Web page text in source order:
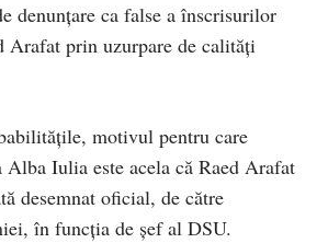
denunțare ca false a înscrisurilor
Arafat prin uzurpare de calități
motivul pentru care
Iulia este acela că Raed Arafat
desemnat oficial, de către
în funcția de șef al DSU.